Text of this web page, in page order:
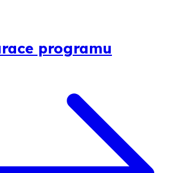
programu